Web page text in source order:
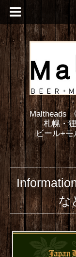
Maltheads
札幌・狸
ビール+モ
な